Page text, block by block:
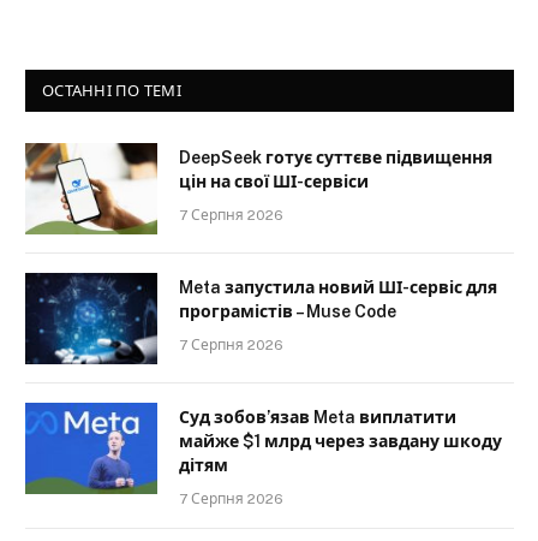
ОСТАННІ ПО ТЕМІ
DeepSeek готує суттєве підвищення
цін на свої ШІ-сервіси
7 Серпня 2026
Meta запустила новий ШІ-сервіс для
програмістів – Muse Code
7 Серпня 2026
Суд зобов’язав Meta виплатити
майже $1 млрд через завдану шкоду
дітям
7 Серпня 2026